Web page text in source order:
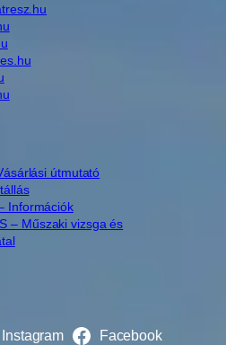
útmutató
Információk
– Műszaki vizsga és
Instagram
Facebook